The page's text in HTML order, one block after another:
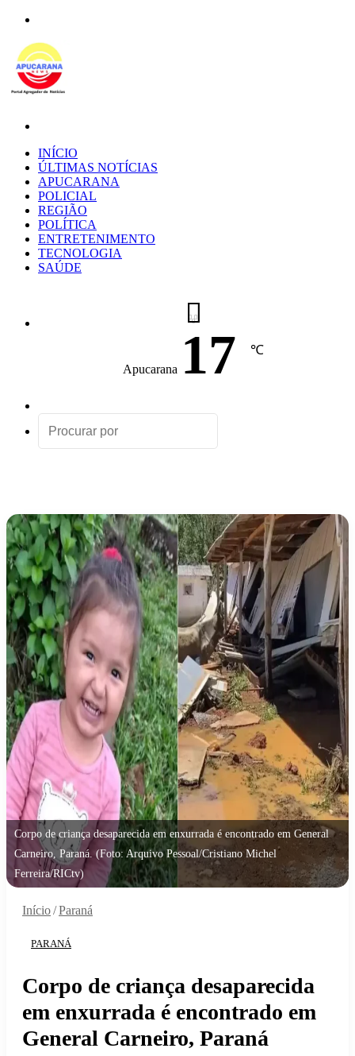
INÍCIO
ÚLTIMAS NOTÍCIAS
APUCARANA
POLICIAL
REGIÃO
POLÍTICA
ENTRETENIMENTO
TECNOLOGIA
SAÚDE
Apucarana 17 ℃
aleatório
Corpo de criança desaparecida em enxurrada é encontrado em General
Carneiro, Paraná. (Foto: Arquivo Pessoal/Cristiano Michel
Ferreira/RICtv)
Início/Paraná
PARANÁ
Corpo de criança desaparecida
em enxurrada é encontrado em
General Carneiro, Paraná